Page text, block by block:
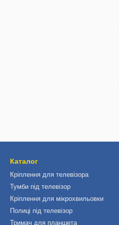
Каталог
Кріплення для телевізора
Тумби під телевізор
Кріплення для мікрохвильовки
Полиці під телевізор
Тримач для планшета